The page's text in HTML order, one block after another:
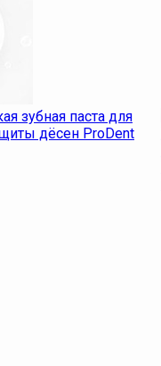
зубная паста для
дёсен ProDent